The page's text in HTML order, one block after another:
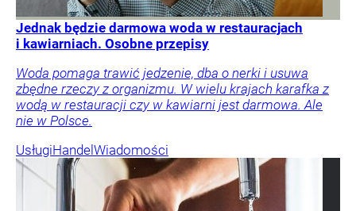
Jednak będzie darmowa woda w restauracjach
i kawiarniach. Osobne przepisy
Woda pomaga trawić jedzenie, dba o nerki i usuwa
zbędne rzeczy z organizmu. W wielu krajach karafka z
wodą w restauracji czy w kawiarni jest darmowa. Ale
nie w Polsce.
UsługiHandelWiadomości